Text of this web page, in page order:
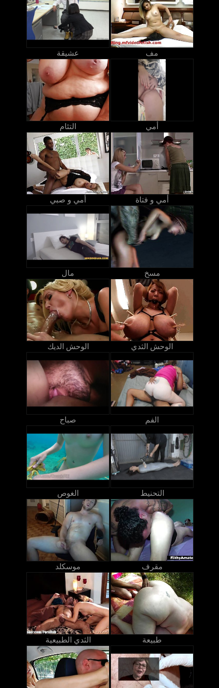
عشيقة مف
التئام أمي
أمي و صبي أمي و فتاة
مال مسخ
الوحش الديك الوحش الثدي
صباح الفم
الغوص التحنيط
موسكلد مقرف
الثدي الطبيعية طبيعة